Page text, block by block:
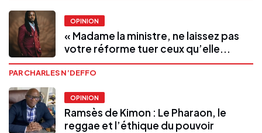
OPINION
« Madame la ministre, ne laissez pas
votre réforme tuer ceux qu’elle...
PAR CHARLES N’DEFFO
OPINION
Ramsès de Kimon : Le Pharaon, le
reggae et l’éthique du pouvoir